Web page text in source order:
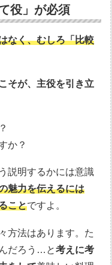
役」が必須
なく、むしろ「比較
そが、主役を引き立
か？
説明するかには意識
魅力を伝えるには
ことですよ。
方法はあります。た
だろう…と考えに考